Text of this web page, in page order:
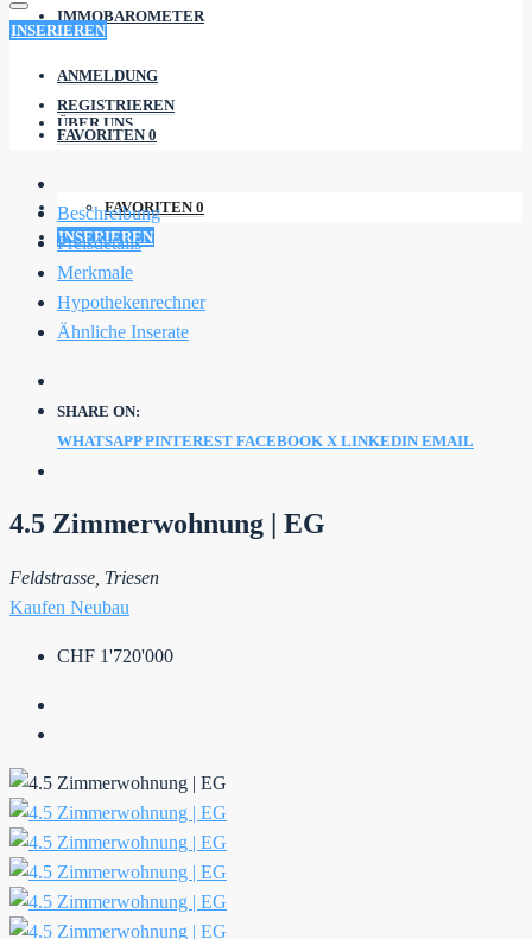
IMMOBAROMETER
ÜBER UNS
FAVORITEN 0
INSERIEREN
INSERIEREN
ANMELDUNG
REGISTRIEREN
FAVORITEN 0
Beschreibung
Preisdetails
Merkmale
Hypothekenrechner
Ähnliche Inserate
SHARE ON:
WHATSAPP PINTEREST FACEBOOK X LINKEDIN EMAIL
4.5 Zimmerwohnung | EG
Feldstrasse, Triesen
Kaufen Neubau
CHF 1'720'000